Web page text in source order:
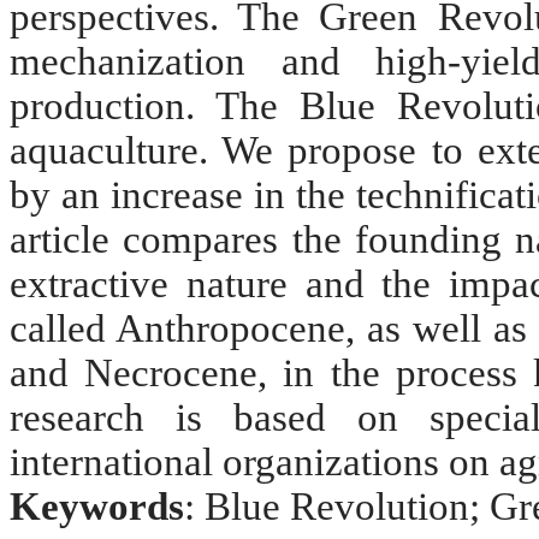
perspectives. The Green
mechanization and high-
production. The Blue
aquaculture. We propose to
by an increase in the
article compares the founding
extractive nature and the
called Anthropocene, as well
and Necrocene, in the
research is based on
international organizations on
Keywords: Blue Revolution;